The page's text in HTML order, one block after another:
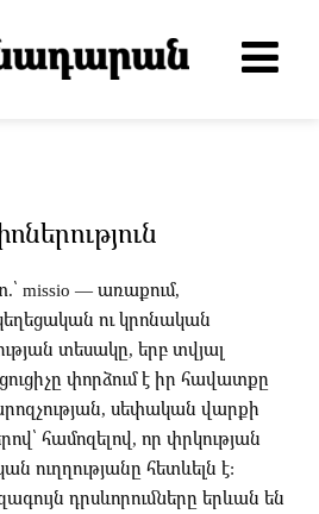
missio — առաքում,
ու կրոնական
տեսակը, երբ տվյալ
փորձում է իր հավատքը
սեփական վարքի
համոզելով, որ փրկության
ուղղությանը հետևելն է:
դրսևորումները երևան են